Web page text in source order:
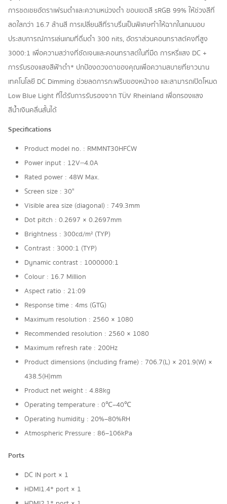
การชดเชยอัตราเฟรมต่ำและความหน่วงต่ำ ขอบเขตสี sRGB 99% ให้ช่วงสีที่
สดใสกว่า 16.7 ล้านสี การเปลี่ยนสีที่ราบรื่นเป็นพิเศษทำให้ฉากในเกมมอบ
ประสบการณ์การเล่นเกมที่ดื่มด่ำ 300 nits, อัตราส่วนคอนทราสต์คงที่สูง
3000:1 เพื่อความสว่างที่ชัดเจนและคอนทราสต์ในที่มืด การหรี่แสง DC +
การรับรองแสงสีฟ้าต่ำ* ปกป้องดวงตาของคุณเพื่อความสบายที่ยาวนาน
เทคโนโลยี DC Dimming ช่วยลดการกะพริบของหน้าจอ และสามารถเปิดโหมด
Low Blue Light ที่ได้รับการรับรองจาก TÜV Rheinland เพื่อกรองแสง
สีน้ำเงินคลื่นสั้นได้
Specifications
Product model no. : RMMNT30HFCW
Power input : 12V⎓4.0A
Rated power : 48W Max.
Screen size : 30"
Visible area size (diagonal) : 749.3mm
Dot pitch : 0.2697 × 0.2697mm
Brightness : 300cd/m² (TYP)
Contrast : 3000:1 (TYP)
Dynamic contrast : 1000000:1
Colour : 16.7 Million
Aspect ratio : 21:09
Response time : 4ms (GTG)
Maximum resolution : 2560 × 1080
Recommended resolution : 2560 × 1080
Maximum refresh rate : 200Hz
Product dimensions (including frame) : 706.7(L) × 201.9(W) ×
438.5(H)mm
Product net weight : 4.88kg
Operating temperature : 0℃–40℃
Operating humidity : 20%–80%RH
Atmospheric Pressure : 86–106kPa
Ports
DC IN port × 1
HDMI1.4* port × 1